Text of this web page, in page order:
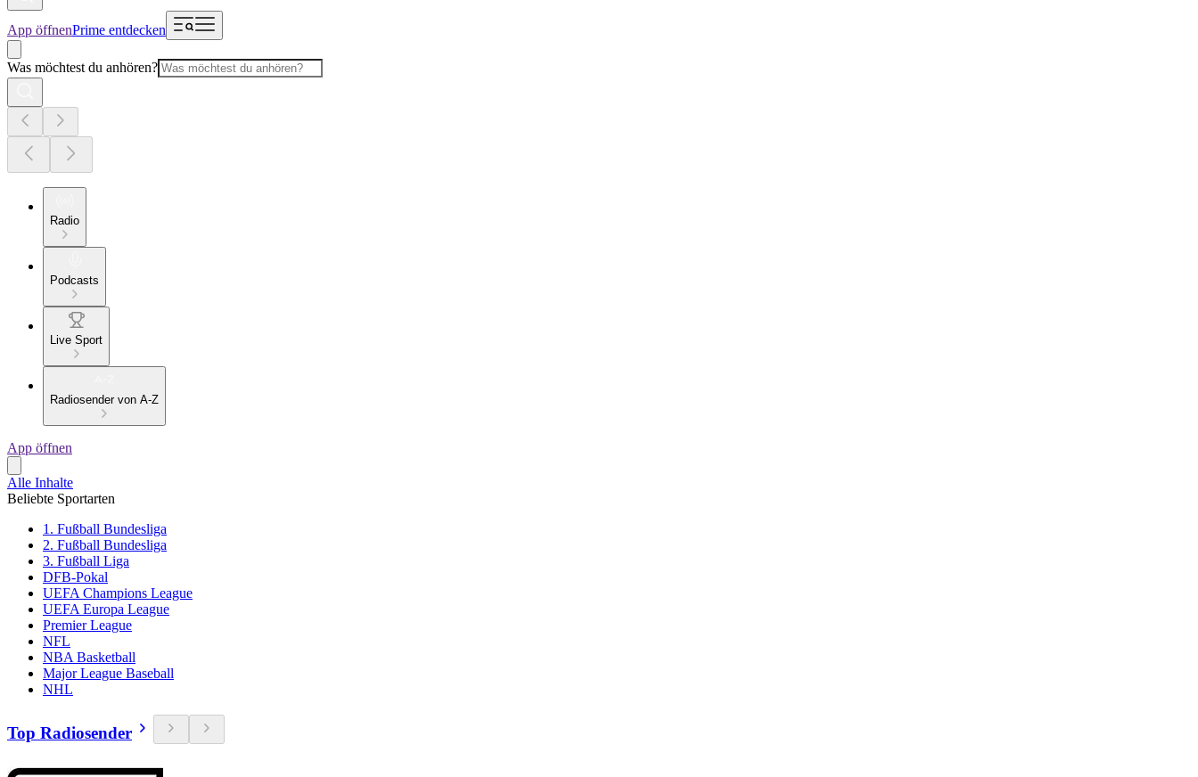
App öffnenPrime entdecken
Was möchtest du anhören?
Radio
Podcasts
Live Sport
Radiosender von A-Z
App öffnen
Alle Inhalte
Beliebte Sportarten
1. Fußball Bundesliga
2. Fußball Bundesliga
3. Fußball Liga
DFB-Pokal
UEFA Champions League
UEFA Europa League
Premier League
NFL
NBA Basketball
Major League Baseball
NHL
Top Radiosender